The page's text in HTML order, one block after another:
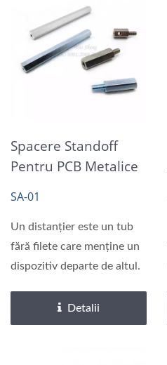
Spacere Standoff
Pentru PCB Metalice
SA-01
Un distanțier este un tub
fără filete care menține un
dispozitiv departe de altul.
Detalii